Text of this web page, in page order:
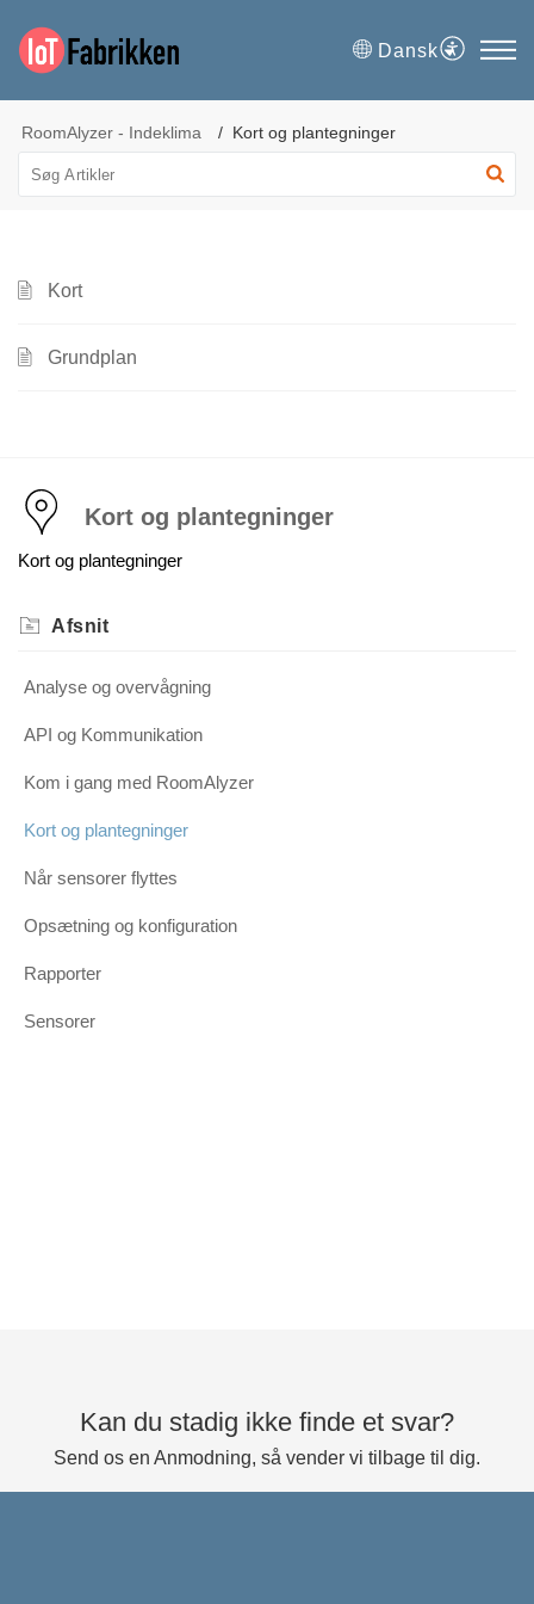
Dansk
RoomAlyzer - Indeklima Kort og plantegninger
Kort
Grundplan
Kort og plantegninger
Kort og plantegninger
Afsnit
Analyse og overvågning
API og Kommunikation
Kom i gang med RoomAlyzer
Kort og plantegninger
Når sensorer flyttes
Opsætning og konfiguration
Rapporter
Sensorer
Kan du stadig ikke finde et svar?
Send os en Anmodning, så vender vi tilbage til dig.